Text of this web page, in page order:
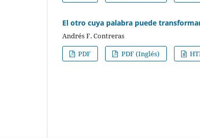
El otro cuya palabra puede
Andrés F. Contreras
PDF
PDF (Inglés)